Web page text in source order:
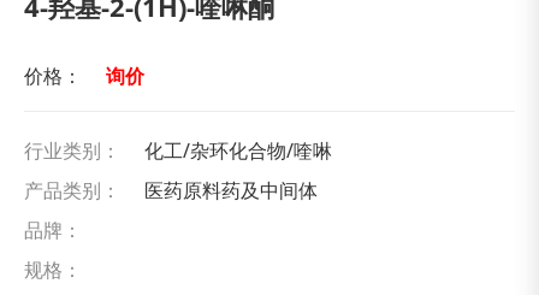
价格： 询价
行业类别：
化工/杂环化合物/喹啉
产品类别：
医药原料药及中间体
品牌：
规格：